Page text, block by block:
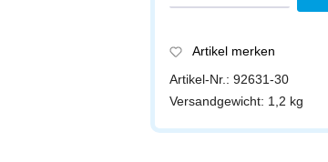
Artikel merken
Artikel-Nr.:92631-30
Versandgewicht: 1,2 kg